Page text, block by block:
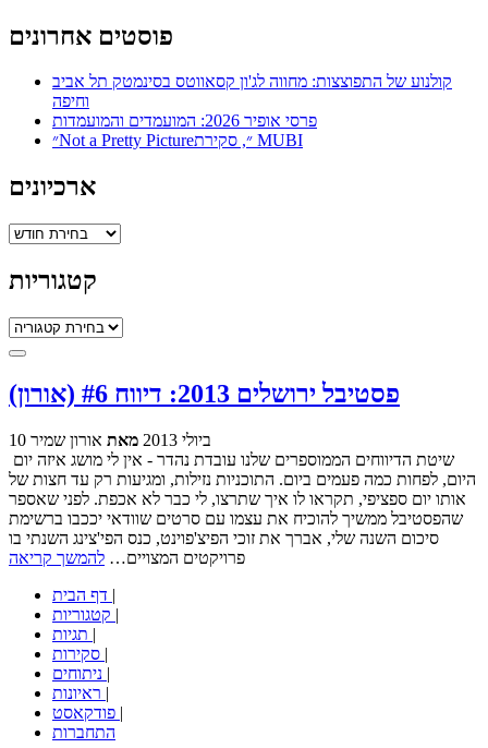
פוסטים אחרונים
קולנוע של התפוצצות: מחווה לג'ון קסאווטס בסינמטק תל אביב
וחיפה
פרסי אופיר 2026: המועמדים והמועמדות
״Not a Pretty Picture״, סקירת MUBI
ארכיונים
ארכיונים
קטגוריות
קטגוריות
פסטיבל ירושלים 2013: דיווח #6 (אורון)
10 ביולי 2013 מאת אורון שמיר
היום, לפחות כמה פעמים ביום. התוכניות נזילות, ומגיעות רק עד חצות של
אותו יום ספציפי, תקראו לו איך שתרצו, לי כבר לא אכפת. לפני שאספר
שהפסטיבל ממשיך להוכיח את עצמו עם סרטים שוודאי יככבו ברשימת
סיכום השנה שלי, אברך את זוכי הפיצ'פוינט, כנס הפי'צינג השנתי בו
פרויקטים המצויים… להמשך קריאה
|
|
|
|
|
|
|
התחברות